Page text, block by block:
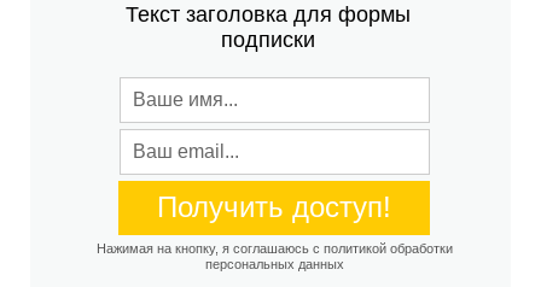
Текст заголовка для формы
подписки
Нажимая на кнопку, я соглашаюсь с политикой обработки
персональных данных